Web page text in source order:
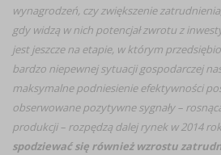
wynagrodzeń, czy zwiększenie
gdy widzą w nich potencjał zwrotu z
jest jeszcze na etapie, w którym
bardzo niepewnej sytuacji gospodarczej
maksymalne podniesienie efektywności
obserwowane pozytywne sygnały –
produkcji – rozpędzą dalej rynek w 2014
spodziewać się również wzrostu